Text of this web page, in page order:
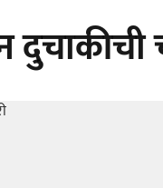
दुचाकीची